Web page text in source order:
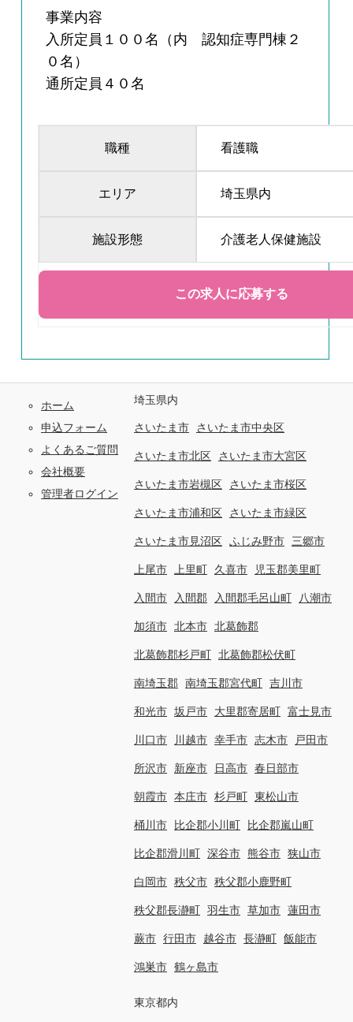
事業内容
入所定員１００名（内 認知症専門棟２
０名）
通所定員４０名
職種 看護職
エリア 埼玉県内
施設形態 介護老人保健施設
ホーム
申込フォーム
よくあるご質問
会社概要
管理者ログイン
埼玉県内
さいたま市 さいたま市中央区
さいたま市北区 さいたま市大宮区
さいたま市岩槻区 さいたま市桜区
さいたま市浦和区 さいたま市緑区
さいたま市見沼区 ふじみ野市 三郷市
上尾市 上里町 久喜市 児玉郡美里町
入間市 入間郡 入間郡毛呂山町 八潮市
加須市 北本市 北葛飾郡
北葛飾郡杉戸町 北葛飾郡松伏町
南埼玉郡 南埼玉郡宮代町 吉川市
和光市 坂戸市 大里郡寄居町 富士見市
川口市 川越市 幸手市 志木市 戸田市
所沢市 新座市 日高市 春日部市
朝霞市 本庄市 杉戸町 東松山市
桶川市 比企郡小川町 比企郡嵐山町
比企郡滑川町 深谷市 熊谷市 狭山市
白岡市 秩父市 秩父郡小鹿野町
秩父郡長瀞町 羽生市 草加市 蓮田市
蕨市 行田市 越谷市 長瀞町 飯能市
鴻巣市 鶴ヶ島市
東京都内